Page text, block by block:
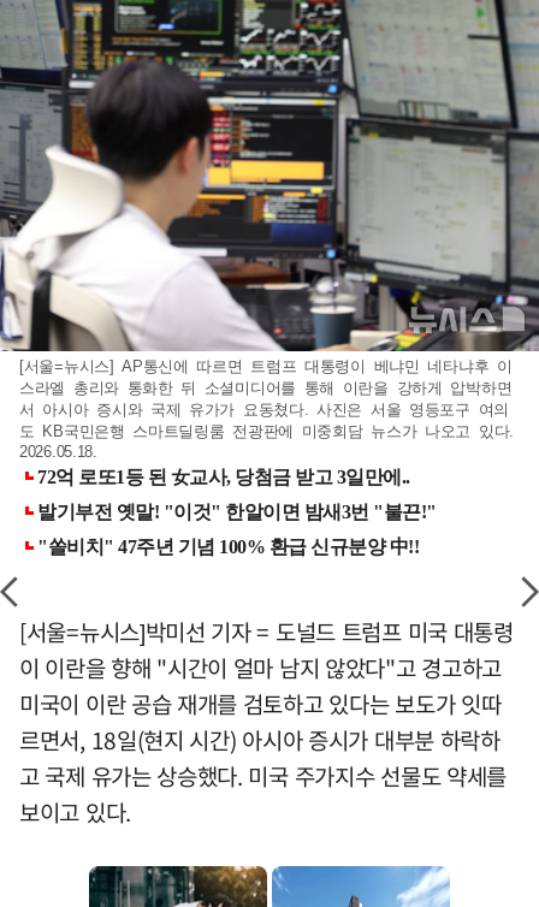
[서울=뉴시스] AP통신에 따르면 트럼프 대통령이 베냐민 네타냐후 이
스라엘 총리와 통화한 뒤 소셜미디어를 통해 이란을 강하게 압박하면
서 아시아 증시와 국제 유가가 요동쳤다. 사진은 서울 영등포구 여의
도 KB국민은행 스마트딜링룸 전광판에 미중회담 뉴스가 나오고 있다.
2026.05.18.
[서울=뉴시스]박미선 기자 = 도널드 트럼프 미국 대통령
이 이란을 향해 "시간이 얼마 남지 않았다"고 경고하고
미국이 이란 공습 재개를 검토하고 있다는 보도가 잇따
르면서, 18일(현지 시간) 아시아 증시가 대부분 하락하
고 국제 유가는 상승했다. 미국 주가지수 선물도 약세를
보이고 있다.